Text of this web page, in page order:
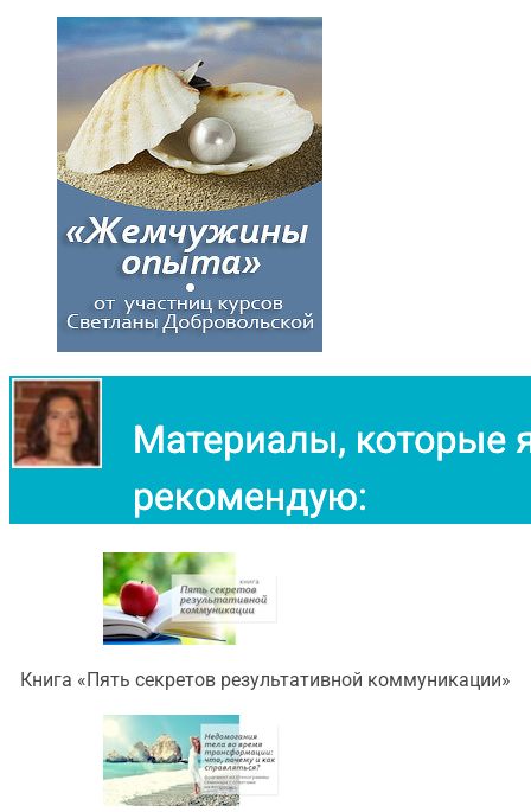
Книга «Пять секретов результативной коммуникации»